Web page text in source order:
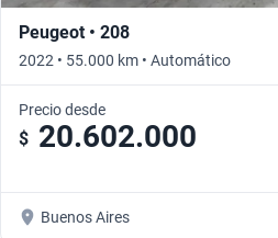
Peugeot • 208
2022 • 55.000 km • Automático
Precio desde
$ 20.602.000
Buenos Aires